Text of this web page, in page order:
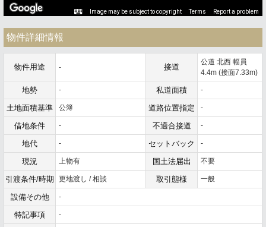
Image may be subject to copyright Terms Report a problem
物件詳細情報
物件用途 - 接道
公道 北西 幅員
4.4m (接面7.33m)
地勢 - 私道面積 -
土地面積基準 公簿 道路位置指定 -
借地条件 - 不適合接道 -
地代 - セットバック -
現況 上物有 国土法届出 不要
引渡条件/時期 更地渡し / 相談 取引態様 一般
設備その他 -
特記事項 -